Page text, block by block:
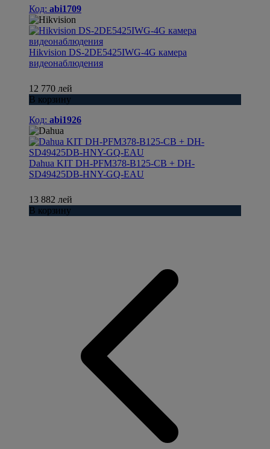
Код: abi1709
Hikvision DS-2DE5425IWG-4G камера
видеонаблюдения
12 770 лей
В корзину
Код: abi1926
Dahua KIT DH-PFM378-B125-CB + DH-
SD49425DB-HNY-GQ-EAU
13 882 лей
В корзину